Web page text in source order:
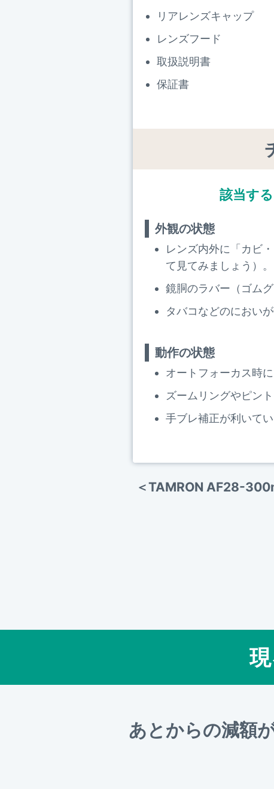
リアレンズキャップ
レンズフード
取扱説明書
保証書
該当す
外観の状態
レンズ内外に「カビ
て見てみましょう）。
鏡胴のラバー（ゴム
タバコなどのにおい
動作の状態
オートフォーカス時
ズームリングやピン
手ブレ補正が利いてい
＜TAMRON AF28-
あとからの減額